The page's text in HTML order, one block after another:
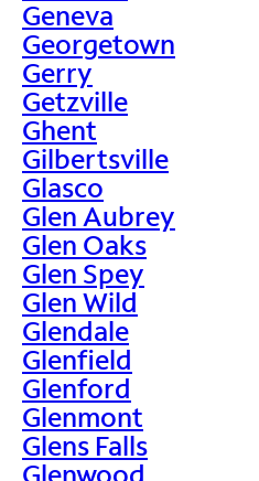
Geneva
Georgetown
Gerry
Getzville
Ghent
Gilbertsville
Glasco
Glen Aubrey
Glen Oaks
Glen Spey
Glen Wild
Glendale
Glenfield
Glenford
Glenmont
Glens Falls
Glenwood